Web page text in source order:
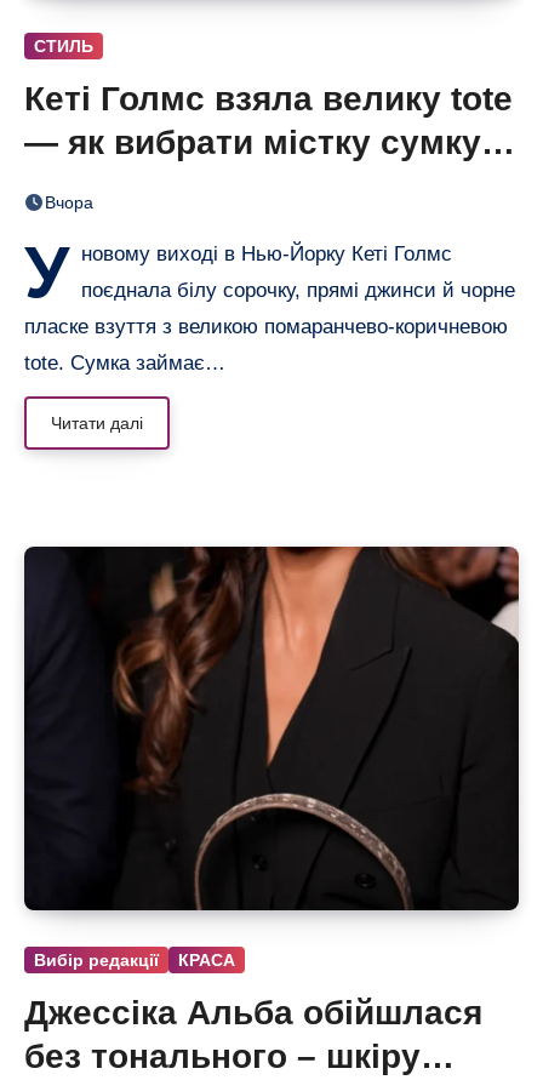
СТИЛЬ
Кеті Голмс взяла велику tote
— як вибрати містку сумку,
що не виглядає громіздкою
Вчора
У новому виході в Нью-Йорку Кеті Голмс
поєднала білу сорочку, прямі джинси й чорне
пласке взуття з великою помаранчево-коричневою
tote. Сумка займає…
Читати далі
Вибір редакції КРАСА
Джессіка Альба обійшлася
без тонального – шкіру